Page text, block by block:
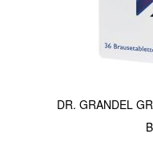
DR. GRANDEL